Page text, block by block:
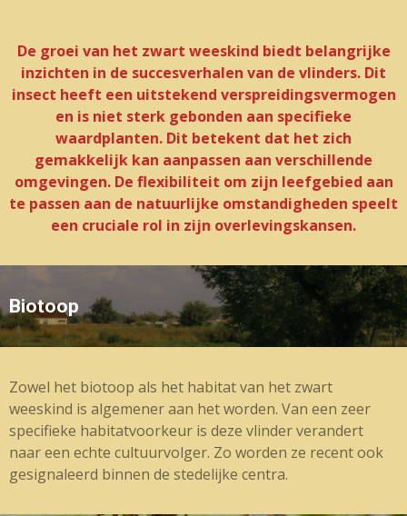
De groei van het zwart weeskind biedt belangrijke
inzichten in de succesverhalen van de vlinders. Dit
insect heeft een uitstekend verspreidingsvermogen
en is niet sterk gebonden aan specifieke
waardplanten. Dit betekent dat het zich
gemakkelijk kan aanpassen aan verschillende
omgevingen. De flexibiliteit om zijn leefgebied aan
te passen aan de natuurlijke omstandigheden speelt
een cruciale rol in zijn overlevingskansen.
Biotoop
Zowel het biotoop als het habitat van het zwart
weeskind is algemener aan het worden. Van een zeer
specifieke habitatvoorkeur is deze vlinder verandert
naar een echte cultuurvolger. Zo worden ze recent ook
gesignaleerd binnen de stedelijke centra.